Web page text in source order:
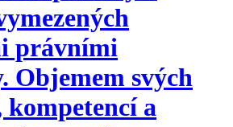
právními
Objemem svých
a